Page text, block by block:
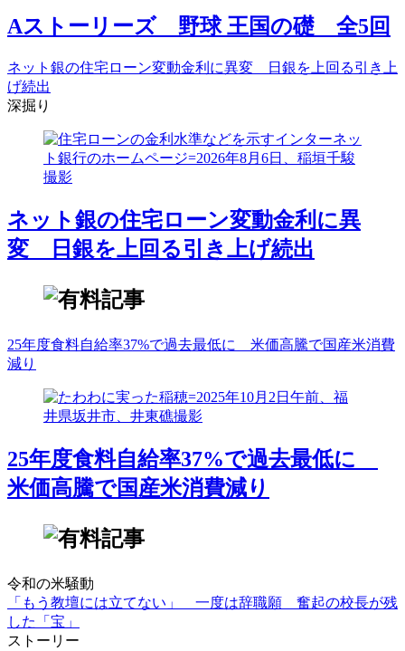
Aストーリーズ 野球 王国の礎 全5回
ネット銀の住宅ローン変動金利に異変 日銀を上回る引き上
げ続出
深掘り
ネット銀の住宅ローン変動金利に異
変 日銀を上回る引き上げ続出
25年度食料自給率37%で過去最低に 米価高騰で国産米消費
減り
25年度食料自給率37%で過去最低に
米価高騰で国産米消費減り
令和の米騒動
「もう教壇には立てない」 一度は辞職願 奮起の校長が残
した「宝」
ストーリー